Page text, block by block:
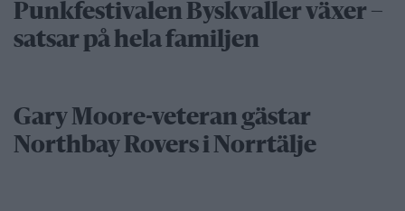
Punkfestivalen Byskvaller växer –
satsar på hela familjen
Gary Moore-veteran gästar
Northbay Rovers i Norrtälje